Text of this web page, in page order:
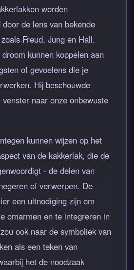
worden
de lens van bekende
Freud, Jung en Hall.
kunnen koppelen aan
of gevoelens die je
Hij beschouwde
naar onze onbewuste
kunnen wijzen op het
van de kakkerlak, die de
- de delen van
of verwerpen. De
een uitnodiging zijn om
omarmen en te integreren in
ook naar de symboliek van
als een teken van
het de noodzaak